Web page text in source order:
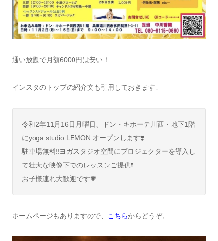
通い放題で月額6000円は安い！
インスタのトップの紹介文も引用しておきます↓
令和2年11月16日月曜日、ドン・キホーテ川西・地下1階
にyoga studio LEMON オープンします❣️
駐車場無料‼︎ヨガスタジオ空間にプロジェクターを導入し
て壮大な映像下でのレッスンご提供❗️
お子様連れ大歓迎です💗
ホームページもありますので、 こちらからどうぞ。